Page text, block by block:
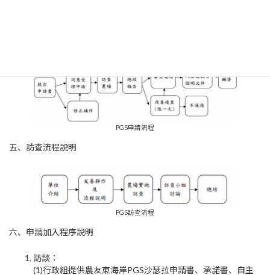
PGS申請流程
五、訪查流程說明
PGS訪查流程
六、申請加入程序說明
訪談：
(1)行政組提供農友東海岸PGS沙瑟拉申請書、承諾書、自主